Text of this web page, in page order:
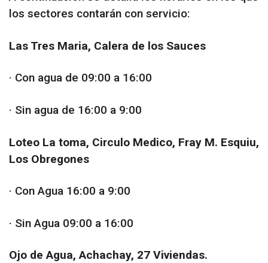
los sectores contarán con servicio:
Las Tres Maria, Calera de los Sauces
· Con agua de 09:00 a 16:00
· Sin agua de 16:00 a 9:00
Loteo La toma, Circulo Medico, Fray M. Esquiu,
Los Obregones
· Con Agua 16:00 a 9:00
· Sin Agua 09:00 a 16:00
Ojo de Agua, Achachay, 27 Viviendas.